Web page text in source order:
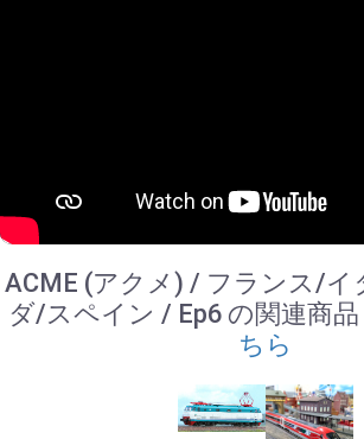
ACME (アクメ) / フランス/イ
ダ/スペイン / Ep6 の関連商品
ちら